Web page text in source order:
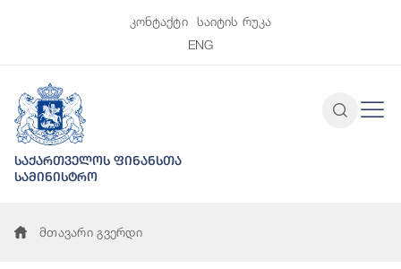
კონტაქტი
საიტის რუკა
ENG
საქართველოს ფინანსთა
სამინისტრო
მთავარი გვერდი